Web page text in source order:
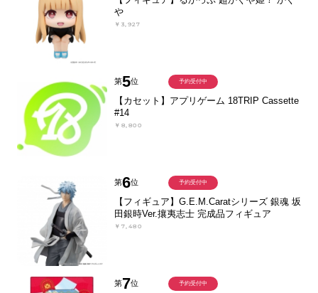
や
￥3,927
第5位
【カセット】アプリゲーム 18TRIP Cassette
#14
￥8,800
予約受付中
第6位
【フィギュア】G.E.M.Caratシリーズ 銀魂 坂
田銀時Ver.攘夷志士 完成品フィギュア
￥7,480
予約受付中
第7位 予約受付中